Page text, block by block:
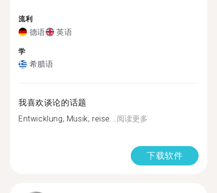
流利
德语 英语
学
希腊语
我喜欢谈论的话题
Entwicklung, Musik, reise...阅读更多
下载软件